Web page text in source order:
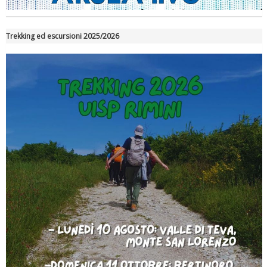
Tiziano Pesce a Radio InBlu2000 traccia il bilancio della stagione
Trekking ed escursioni 2025/2026